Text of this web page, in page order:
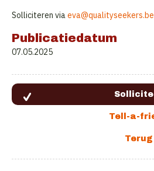
Solliciteren viaeva@qualityseekers.be
Publicatiedatum
07.05.2025